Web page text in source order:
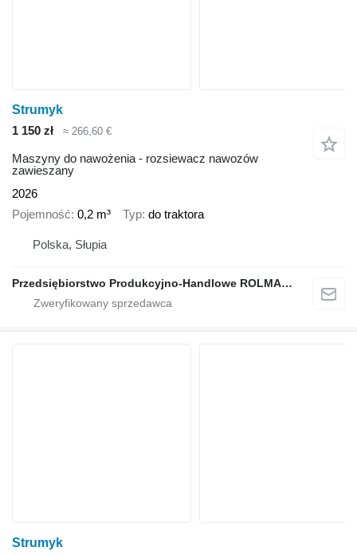
Strumyk
1 150 zł
≈ 266,60 €
Maszyny do nawożenia - rozsiewacz nawozów
zawieszany
2026
Pojemność 0,2 m³ Typ do traktora
Polska, Słupia
Przedsiębiorstwo Produkcyjno-Handlowe ROLMAPOL Marcin Dziekan
Strumyk